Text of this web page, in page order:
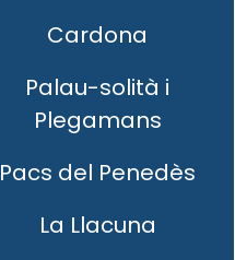
Cardona
Palau-solità i
Plegamans
Pacs del Penedès
La Llacuna